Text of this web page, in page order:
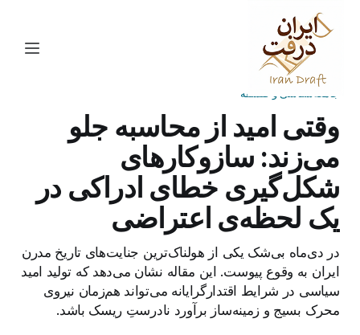
جامعه‌شناسی و فلسفه
وقتی امید از محاسبه جلو
می‌زند: سازوکارهای
شکل‌گیری خطای ادراکی در
یک لحظه‌ی اعتراضی
در دی‌ماه بی‌شک یکی از هولناک‌ترین جنایت‌های تاریخ مدرن
ایران به وقوع پیوست. این مقاله نشان می‌دهد که تولید امید
سیاسی در شرایط اقتدارگرایانه می‌تواند هم‌زمان نیروی
محرک بسیج و زمینه‌ساز برآورد نادرستِ ریسک باشد.